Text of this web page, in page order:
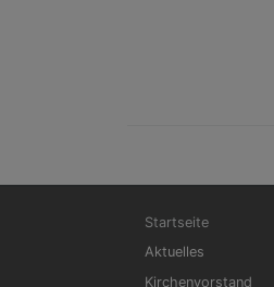
Hauptnavigation
Startseite
Aktuelles
Kirchenvorstand